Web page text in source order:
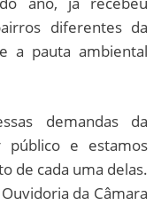
diferentes da
a pauta ambiental
demandas da
público e estamos
de cada uma delas.
da Câmara